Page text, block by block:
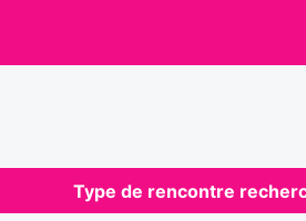
Type de rencontre